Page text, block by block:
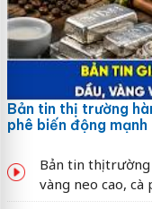
Bản tin thị trường
phê biến động mạnh
Bản tin thị
vàng neo cao,